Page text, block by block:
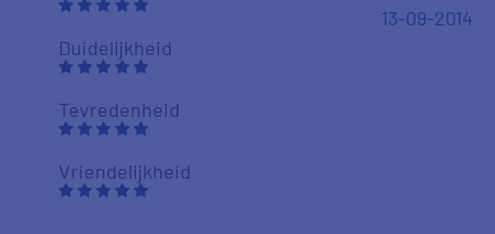
Duidelijkheid
Tevredenheid
Vriendelijkheid
13-09-2014